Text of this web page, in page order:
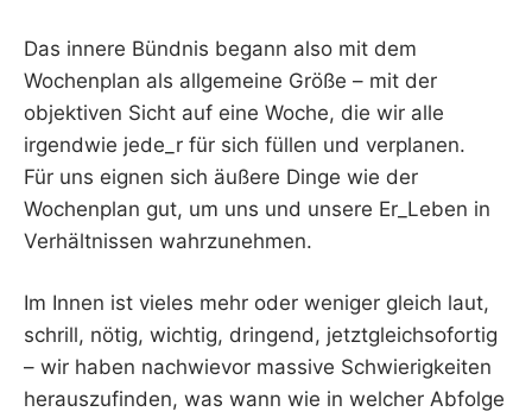
Das innere Bündnis begann also mit dem
Wochenplan als allgemeine Größe – mit der
objektiven Sicht auf eine Woche, die wir alle
irgendwie jede_r für sich füllen und verplanen.
Für uns eignen sich äußere Dinge wie der
Wochenplan gut, um uns und unsere Er_Leben in
Verhältnissen wahrzunehmen.
Im Innen ist vieles mehr oder weniger gleich laut,
schrill, nötig, wichtig, dringend, jetztgleichsofortig
– wir haben nachwievor massive Schwierigkeiten
herauszufinden, was wann wie in welcher Abfolge